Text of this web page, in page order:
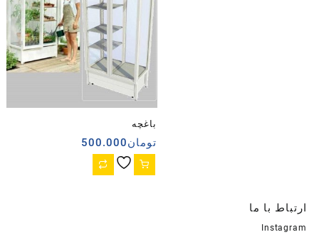
باغچه
تومان500.000
ارتباط با ما
Instagram